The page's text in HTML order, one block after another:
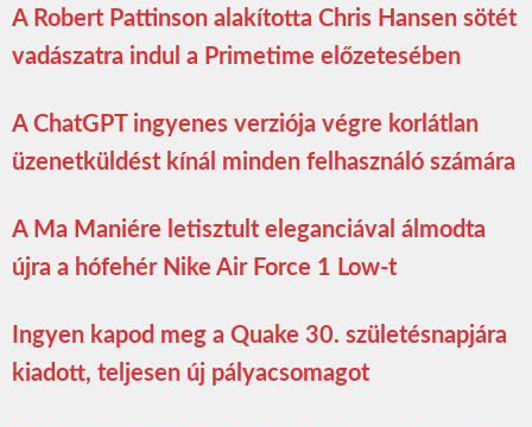
A Robert Pattinson alakította Chris Hansen sötét
vadászatra indul a Primetime előzetesében
A ChatGPT ingyenes verziója végre korlátlan
üzenetküldést kínál minden felhasználó számára
A Ma Maniére letisztult eleganciával álmodta
újra a hófehér Nike Air Force 1 Low-t
Ingyen kapod meg a Quake 30. születésnapjára
kiadott, teljesen új pályacsomagot